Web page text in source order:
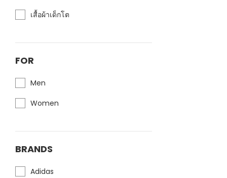
เสื้อผ้าเด็กโต
FOR
Men
Women
BRANDS
Adidas